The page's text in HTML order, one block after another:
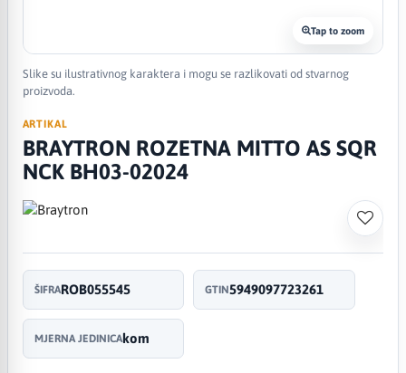
Tap to zoom
Slike su ilustrativnog karaktera i mogu se razlikovati od stvarnog
proizvoda.
ARTIKAL
BRAYTRON ROZETNA MITTO AS SQR
NCK BH03-02024
ŠIFRAROB055545 GTIN5949097723261
MJERNA JEDINICAkom